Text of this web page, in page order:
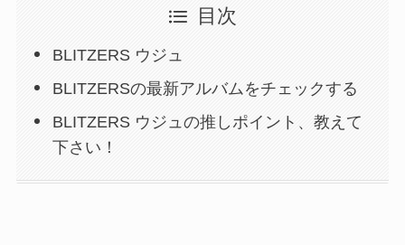
目次
BLITZERS ウジュ
BLITZERSの最新アルバムをチェックする
BLITZERS ウジュの推しポイント、教えて
下さい！